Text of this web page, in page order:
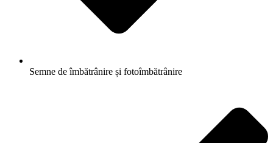
Semne de îmbătrânire și fotoîmbătrânire